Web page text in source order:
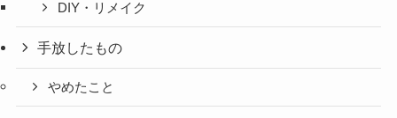
DIY・リメイク
手放したもの
やめたこと